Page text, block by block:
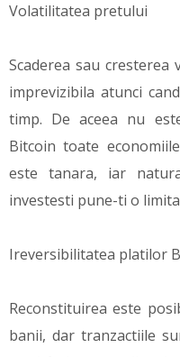
Volatilitatea pretului
Scaderea sau
imprevizibila atunci
timp. De aceea nu
Bitcoin toate
este tanara, iar
investesti pune-ti o
Ireversibilitatea platilor
Reconstituirea este
banii, dar tranzactiile